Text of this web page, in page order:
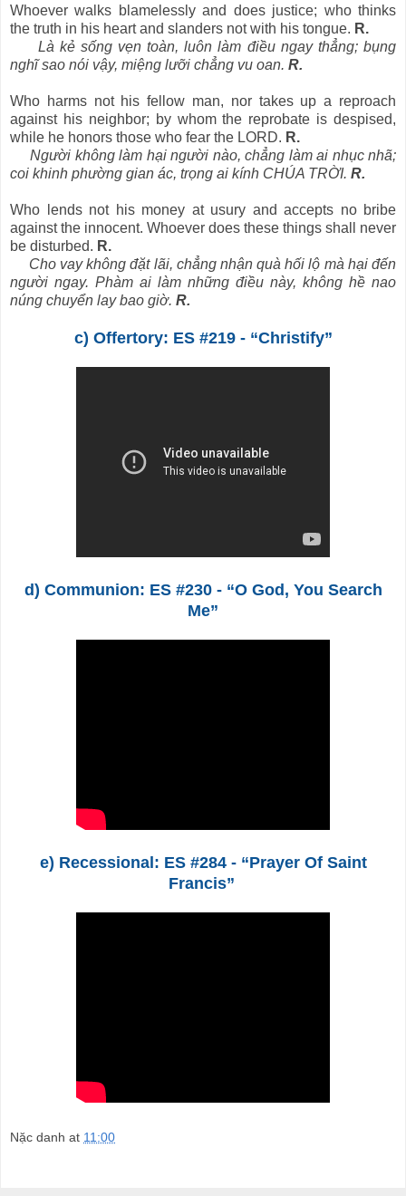
Whoever walks blamelessly and does justice; who thinks
the truth in his heart and slanders not with his tongue. R.
Là kẻ sống vẹn toàn, luôn làm điều ngay thẳng; bụng
nghĩ sao nói vậy, miệng lưỡi chẳng vu oan. R.
Who harms not his fellow man, nor takes up a reproach
against his neighbor; by whom the reprobate is despised,
while he honors those who fear the LORD. R.
Người không làm hại người nào, chẳng làm ai nhục nhã;
coi khinh phường gian ác, trọng ai kính CHÚA TRỜI. R.
Who lends not his money at usury and accepts no bribe
against the innocent. Whoever does these things shall never
be disturbed. R.
Cho vay không đặt lãi, chẳng nhận quà hối lộ mà hại đến
người ngay. Phàm ai làm những điều này, không hề nao
núng chuyển lay bao giờ. R.
c) Offertory: ES #219 - “Christify”
d) Communion: ES #230 - “O God, You Search
Me”
e) Recessional: ES #284 - “Prayer Of Saint
Francis”
Nặc danh at 11:00